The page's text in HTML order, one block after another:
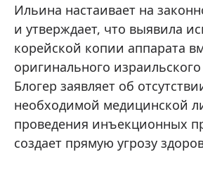
Ильина настаивает на
и утверждает, что выявила
корейской копии аппарата
оригинального
Блогер заявляет об
необходимой медицинской
проведения инъекционных
создает прямую угрозу